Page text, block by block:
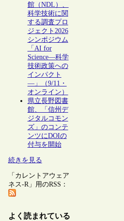
館（NDL）、
科学技術に関
する調査プロ
ジェクト2026
シンポジウム
「AI for
Science―科学
技術政策への
インパクト
―」（9/11・
オンライン）
県立長野図書
館、「信州デ
ジタルコモン
ズ」のコンテ
ンツにDOIの
付与を開始
続きを見る
「カレントアウェア
ネス-R」用のRSS：
よく読まれている